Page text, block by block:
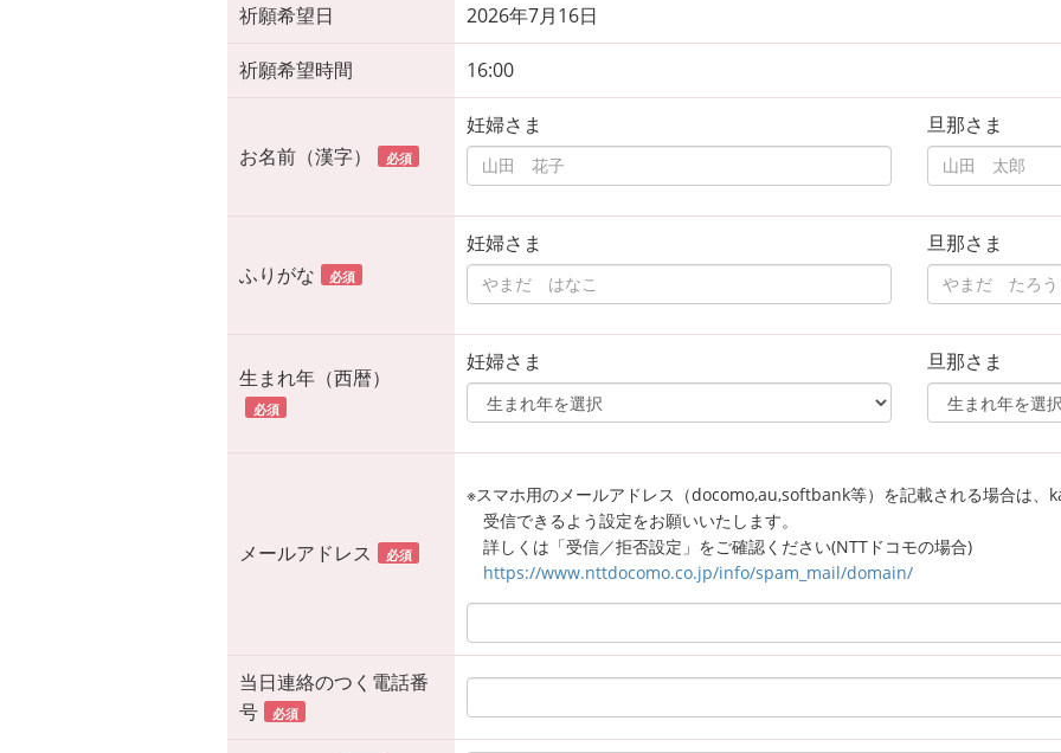
祈願希望日 2026年7月16日
祈願希望時間 16:00
お名前（漢字） 必須
妊婦さま 旦那さま
ふりがな 必須
妊婦さま 旦那さま
生まれ年（西暦）
必須
妊婦さま 旦那さま
メールアドレス 必須
※スマホ用のメールアドレス（docomo,au,softbank等）を記載される場合は
受信できるよう設定をお願いいたします。
詳しくは「受信／拒否設定」をご確認ください(NTTドコモの場合)
https://www.nttdocomo.co.jp/info/spam_mail/domain/
当日連絡のつく電話番
号
必須